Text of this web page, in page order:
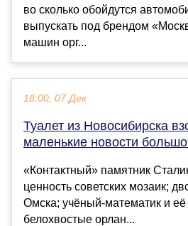
во сколько обойдутся
выпускать под брендом
машин орг...
18:00, 07 Дек
Туалет из Новосибирска
маленькие новости
«Контактный» памятник
ценность советских мозаик;
Омска; учёный-математик и
белохвостые орлан...